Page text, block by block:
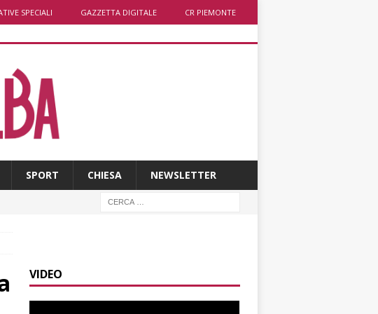
SPECIALI GAZZETTA DIGITALE CR PIEMONTE
SPORT CHIESA NEWSLETTER
VIDEO